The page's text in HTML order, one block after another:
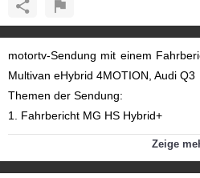
motortv-Sendung mit einem
Multivan eHybrid 4MOTION, Audi Q3
Themen der Sendung:
1. Fahrbericht MG HS Hybrid+
2. Fahrbericht VW Multivan eHybrid
Zeige